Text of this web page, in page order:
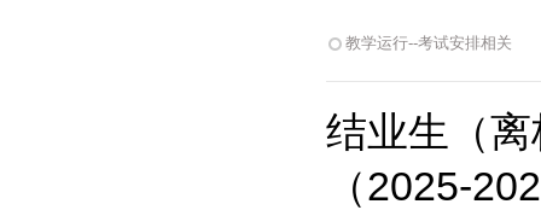
教学运行--考试安排相关
结业生（
（2025-